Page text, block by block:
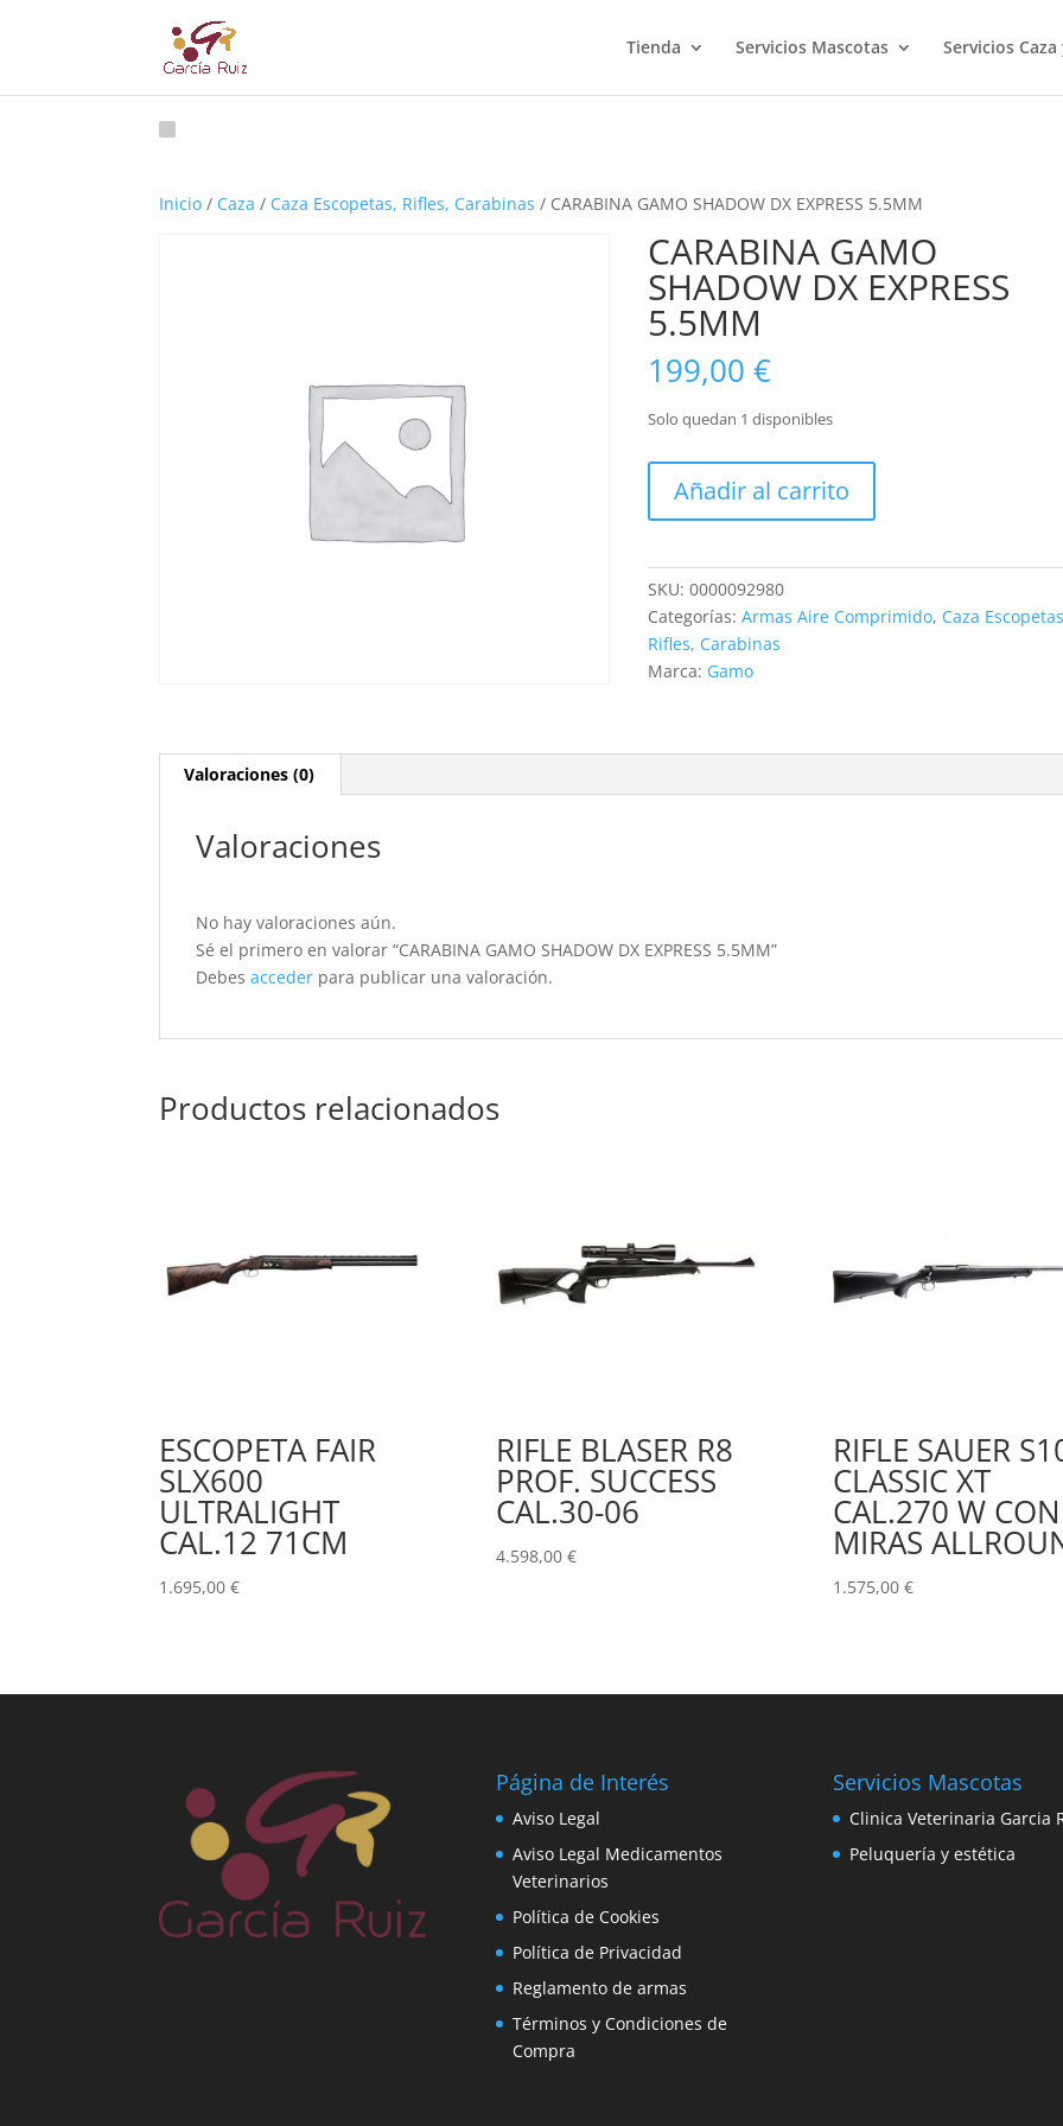
Tienda Servicios Mascotas Servicios Caza
Inicio / Caza / Caza Escopetas, Rifles, Carabinas / CARABINA GAMO SHADOW DX EXPRESS 5.5MM
CARABINA GAMO
SHADOW DX EXPRESS
5.5MM
199,00€
Solo quedan 1 disponibles
GAMO
SHADOW
EXPRESS
5.5MM
cantidad
Añadir al carrito
SKU:0000092980
Categorías:Armas Aire Comprimido, Caza
Rifles, Carabinas
Marca: Gamo
Valoraciones (0)
Valoraciones
No hay valoraciones aún.
Sé el primero en valorar “CARABINA GAMO SHADOW DX EXPRESS 5.5MM”
Debesacceder para publicar una valoración.
Productos relacionados
ESCOPETA FAIR
SLX600
ULTRALIGHT
CAL.12 71CM
1.695,00€
RIFLE BLASER R8
PROF. SUCCESS
CAL.30-06
4.598,00 €
RIFLE SAUER
CLASSIC XT
CAL.270 W CON
MIRAS
1.575,00 €
Página de Interés
Aviso Legal
Aviso Legal Medicamentos
Veterinarios
Política de Cookies
Política de Privacidad
Reglamento de armas
Términos y Condiciones de
Compra
Servicios Mascotas
Clinica Veterinaria Garcia
Peluquería y estética